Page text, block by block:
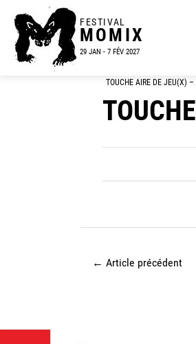
FESTIVAL
MOMIX
29 JAN - 7 FÉV 2027
TOUCHE AIRE DE JEU(X)
← Article précédent